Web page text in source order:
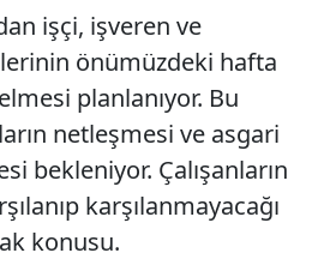
işçi, işveren ve
önümüzdeki hafta
planlanıyor. Bu
netleşmesi ve asgari
bekleniyor. Çalışanların
karşılanmayacağı
konusu.